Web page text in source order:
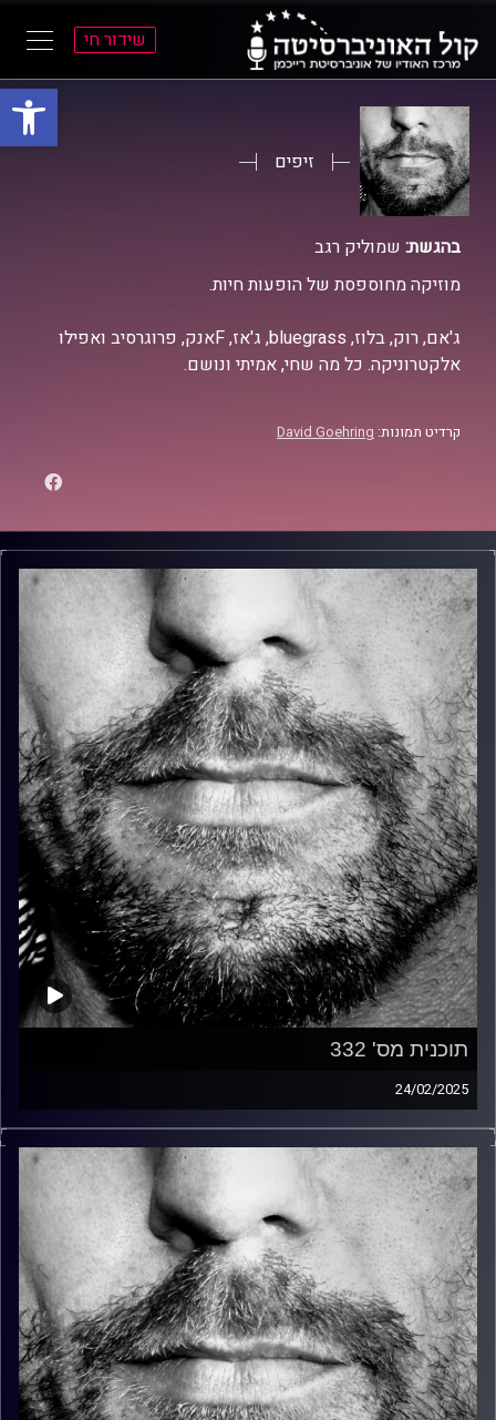
פתח
התפריט
הראשי
התוכן
הראשי
שידור חי
זיפים
בהגשת: שמוליק רגב
מוזיקה מחוספסת של הופעות חיות.
ג'אם, רוק, בלוז, bluegrass, ג'אז, Fאנק, פרוגרסיב ואפילו
אלקטרוניקה. כל מה שחי, אמיתי ונושם.
קרדיט תמונות: David Goehring
תוכנית מס' 332
24/02/2025
זיפים, מוזיקה מחוספסת של הופעות חיות. הרבה ג'אם, רוק,
בלוז, bluegrass, ג'אז, Fאנק, פרוגרסיב ואפילו אלקטרוניקה.
כל מה שחי, אמיתי ונושם.
עם שמוליק רגב.
קרדיט תמונות: David Goehring